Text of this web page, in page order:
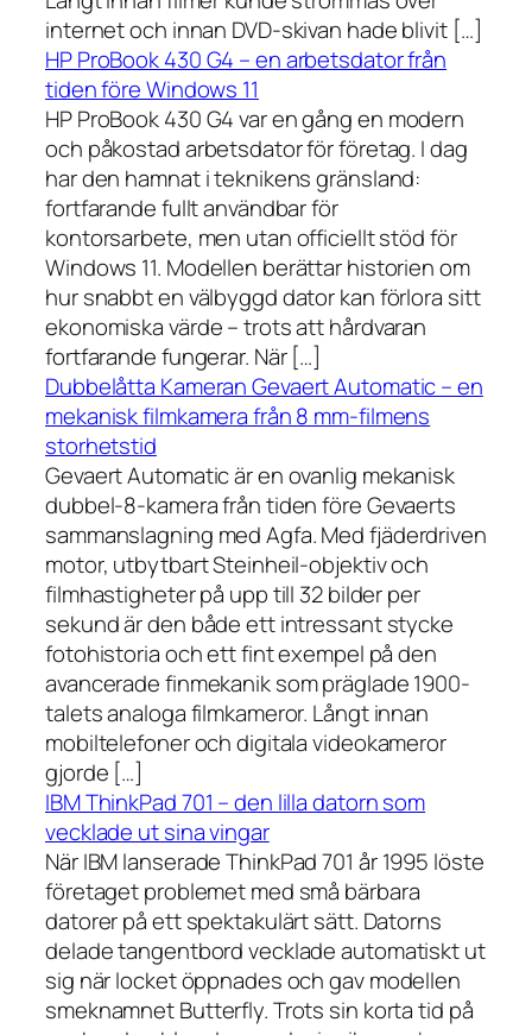
internet och innan DVD-skivan hade blivit […]
HP ProBook 430 G4 – en arbetsdator från
tiden före Windows 11
HP ProBook 430 G4 var en gång en modern
och påkostad arbetsdator för företag. I dag
har den hamnat i teknikens gränsland:
fortfarande fullt användbar för
kontorsarbete, men utan officiellt stöd för
Windows 11. Modellen berättar historien om
hur snabbt en välbyggd dator kan förlora sitt
ekonomiska värde – trots att hårdvaran
fortfarande fungerar. När […]
Dubbelåtta Kameran Gevaert Automatic – en
mekanisk filmkamera från 8 mm-filmens
storhetstid
Gevaert Automatic är en ovanlig mekanisk
dubbel-8-kamera från tiden före Gevaerts
sammanslagning med Agfa. Med fjäderdriven
motor, utbytbart Steinheil-objektiv och
filmhastigheter på upp till 32 bilder per
sekund är den både ett intressant stycke
fotohistoria och ett fint exempel på den
avancerade finmekanik som präglade 1900-
talets analoga filmkameror. Långt innan
mobiltelefoner och digitala videokameror
gjorde […]
IBM ThinkPad 701 – den lilla datorn som
vecklade ut sina vingar
När IBM lanserade ThinkPad 701 år 1995 löste
företaget problemet med små bärbara
datorer på ett spektakulärt sätt. Datorns
delade tangentbord vecklade automatiskt ut
sig när locket öppnades och gav modellen
smeknamnet Butterfly. Trots sin korta tid på